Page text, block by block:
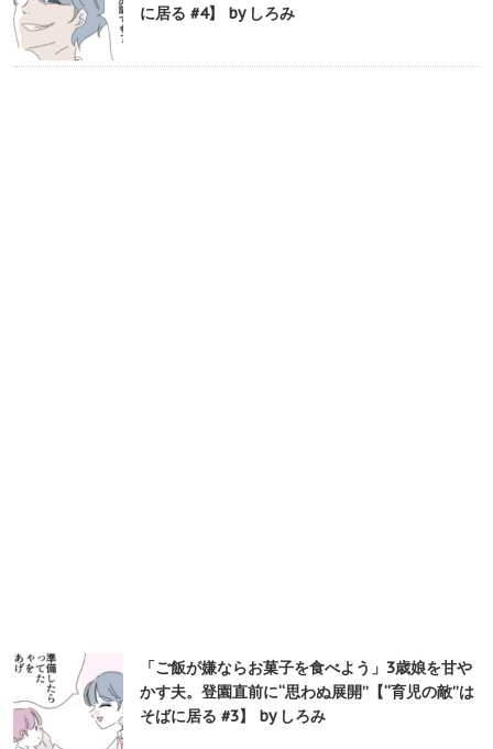
に居る #4】 by しろみ
「ご飯が嫌ならお菓子を食べよう」3歳娘を甘や
かす夫。登園直前に“思わぬ展開”【“育児の敵”は
そばに居る #3】 by しろみ